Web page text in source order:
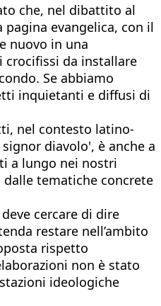
che, nel dibattito al
evangelica, con il
nuovo in una
crocifissi da installare
Se abbiamo
inquietanti e diffusi di
nel contesto latino-
diavolo', è anche a
a lungo nei nostri
tematiche concrete
cercare di dire
restare nell’ambito
rispetto
non è stato
ideologiche